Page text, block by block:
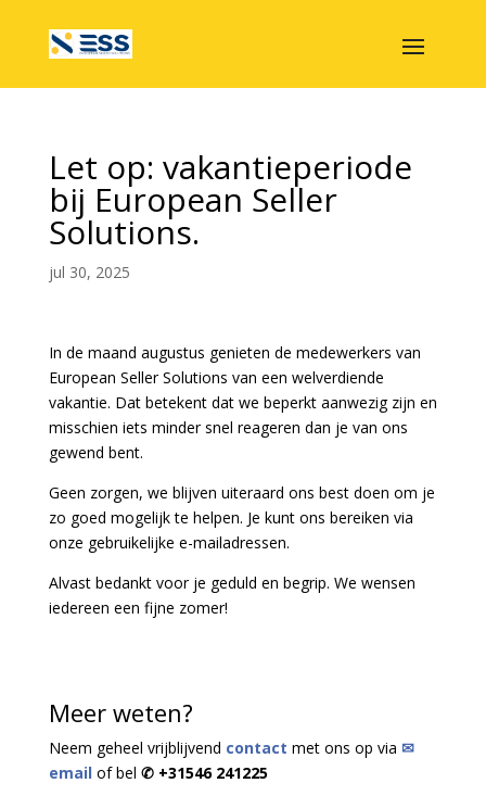
Let op: vakantieperiode
bij European Seller
Solutions.
jul 30, 2025
In de maand augustus genieten de medewerkers van
European Seller Solutions van een welverdiende
vakantie. Dat betekent dat we beperkt aanwezig zijn en
misschien iets minder snel reageren dan je van ons
gewend bent.
Geen zorgen, we blijven uiteraard ons best doen om je
zo goed mogelijk te helpen. Je kunt ons bereiken via
onze gebruikelijke e-mailadressen.
Alvast bedankt voor je geduld en begrip. We wensen
iedereen een fijne zomer!
Meer weten?
Neem geheel vrijblijvend contact met ons op via ✉
email of bel ✆ +31546 241225